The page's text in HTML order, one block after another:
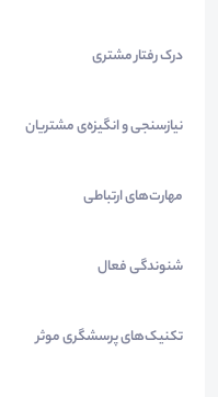
درک رفتار مشتری
نیازسنجی و انگیزه‌ی مشتریان
مهارت‌های ارتباطی
شنوندگی فعال
تکنیک‌های پرسشگری موثر